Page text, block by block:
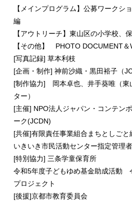
【メインプログラム】公募ワーク
編
【アウトリーチ】東山区の小学校、
【その他】 PHOTO DOCUMENT＆
[写真記録] 草本利枝
[企画・制作] 神前沙織・黒田裕子（
[制作協力] 岡本卓也、井手葵唯（東
ター）
[主催] NPO法人ジャパン・コンテン
ーク(JCDN)
[共催]有限責任事業組合まちとしご
いきいき市民活動センター指定管理者
[特別協力] 三条学童保育所
令和5年度子どもゆめ基金助成活動
プロジェクト
[後援]京都市教育委員会